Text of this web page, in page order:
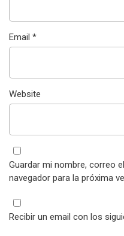
Email *
Website
Guardar mi nombre, correo
navegador para la próxima
Recibir un email con los